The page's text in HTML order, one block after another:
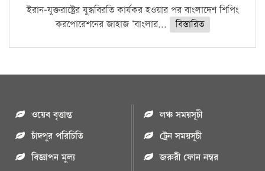
ইরান-যুক্তরাষ্ট্রের যুদ্ধবিরতি কার্যকর হওয়ার পর বাংলাদেশ শিপিং
করপোরেশনের জাহাজ ‘বাংলার...
বিস্তারিত
ওয়েব বৃত্তান্ত
চাঁদপুর পরিচিতি
বিজ্ঞাপন মুল্য
লঞ্চ সময়সূচী
ট্রেন সময়সূচী
জরুরী ফোন নম্বর